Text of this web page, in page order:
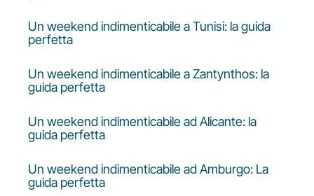
Un weekend indimenticabile a Tunisi: la guida
perfetta
Un weekend indimenticabile a Zantynthos: la
guida perfetta
Un weekend indimenticabile ad Alicante: la
guida perfetta
Un weekend indimenticabile ad Amburgo: La
guida perfetta